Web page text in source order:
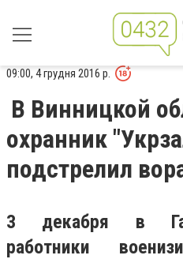
09:00, 4 грудня 2016 р.
В Винницкой
охранник
подстрелил
3 декабря в
работники